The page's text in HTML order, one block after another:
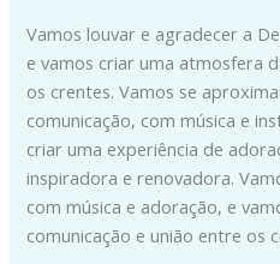
Vamos louvar e agradecer a
e vamos criar uma atmosfera
os crentes. Vamos se
comunicação, com música e
criar uma experiência de
inspiradora e renovadora.
com música e adoração, e
comunicação e união entre os